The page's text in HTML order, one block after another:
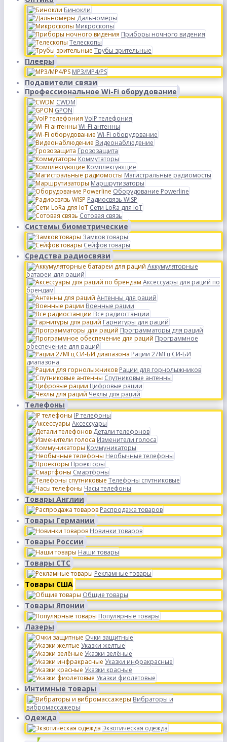
Бинокли
Дальномеры
Микроскопы
Приборы ночного видения
Телескопы
Трубы зрительные
Плееры
MP3/MP4/PS
Подавители связи
Профессиональное Wi-Fi оборудование
CWDM
GPON
VoIP телефония
Wi-Fi антенны
Wi-Fi оборудование
Видеонаблюдение
Грозозащита
Коммутаторы
Комплектующие
Магистральные радиомосты
Маршрутизаторы
Оборудование Powerline
Радиосвязь WISP
Сети LoRa для IoT
Сотовая связь
Системы биометрические
Замков товары
Сейфов товары
Средства радиосвязи
Аккумуляторные
батареи для раций
Аксессуары для раций по
брендам
Антенны для раций
Военные рации
Все радиостанции
Гарнитуры для раций
Программаторы для раций
Программное
обеспечение для раций
Рации 27МГц СИ-БИ
диапазона
Рации для горнолыжников
Спутниковые антенны
Цифровые рации
Чехлы для раций
Телефоны
IP телефоны
Аксессуары
Детали телефонов
Изменители голоса
Коммуникаторы
Необычные телефоны
Проекторы
Смартфоны
Телефоны спутниковые
Часы телефоны
Товары Англии
Распродажа товаров
Товары Германии
Новинки товаров
Товары России
Наши товары
Товары СТС
Рекламные товары
Товары США
Общие товары
Товары Японии
Популярные товары
Лазеры
Очки защитные
Указки желтые
Указки зелёные
Указки инфракрасные
Указки красные
Указки фиолетовые
Интимные товары
Вибраторы и
вибромассажеры
Одежда
Экзотическая одежда